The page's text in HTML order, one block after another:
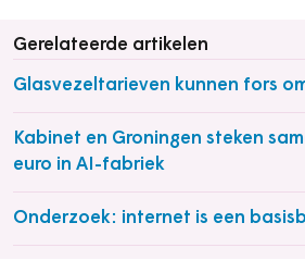
Gerelateerde artikelen
Glasvezeltarieven kunnen fors
Kabinet en Groningen steken
euro in AI-fabriek
Onderzoek: internet is een